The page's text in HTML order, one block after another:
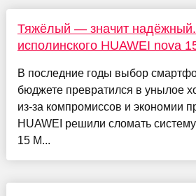
Тяжёлый — значит
исполинского HUAWEI nova
В последние годы выбор
бюджете превратился в унылое
из-за компромиссов и экономии
HUAWEI решили сломать
15 M...